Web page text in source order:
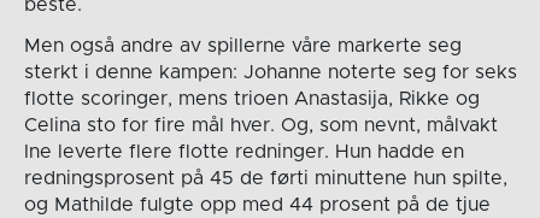
beste.
Men også andre av spillerne våre markerte seg
sterkt i denne kampen: Johanne noterte seg for seks
flotte scoringer, mens trioen Anastasija, Rikke og
Celina sto for fire mål hver. Og, som nevnt, målvakt
Ine leverte flere flotte redninger. Hun hadde en
redningsprosent på 45 de førti minuttene hun spilte,
og Mathilde fulgte opp med 44 prosent på de tjue